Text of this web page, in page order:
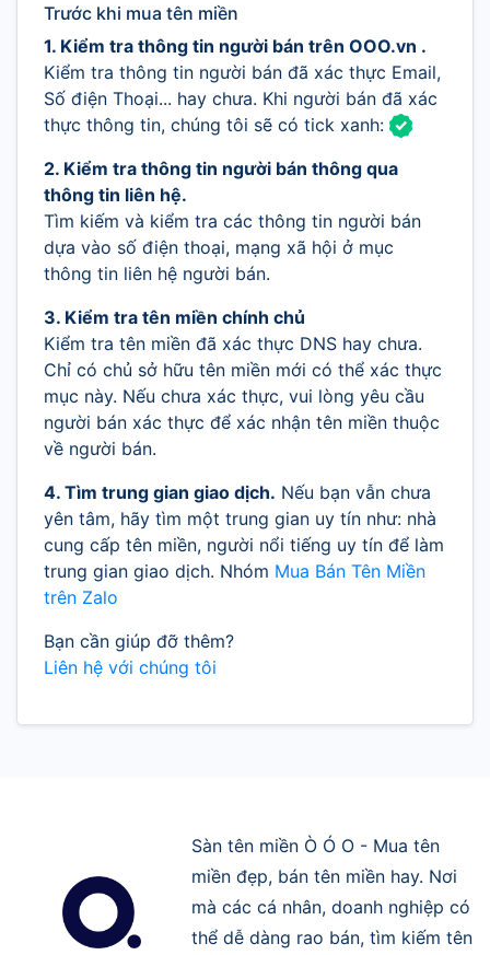
Trước khi mua tên miền
1. Kiểm tra thông tin người bán trên OOO.vn .
Kiểm tra thông tin người bán đã xác thực Email,
Số điện Thoại... hay chưa. Khi người bán đã xác
thực thông tin, chúng tôi sẽ có tick xanh:
2. Kiểm tra thông tin người bán thông qua
thông tin liên hệ.
Tìm kiếm và kiểm tra các thông tin người bán
dựa vào số điện thoại, mạng xã hội ở mục
thông tin liên hệ người bán.
3. Kiểm tra tên miền chính chủ
Kiểm tra tên miền đã xác thực DNS hay chưa.
Chỉ có chủ sở hữu tên miền mới có thể xác thực
mục này. Nếu chưa xác thực, vui lòng yêu cầu
người bán xác thực để xác nhận tên miền thuộc
về người bán.
4. Tìm trung gian giao dịch. Nếu bạn vẫn chưa
yên tâm, hãy tìm một trung gian uy tín như: nhà
cung cấp tên miền, người nổi tiếng uy tín để làm
trung gian giao dịch. Nhóm Mua Bán Tên Miền
trên Zalo
Bạn cần giúp đỡ thêm?
Liên hệ với chúng tôi
Sàn tên miền Ò Ó O - Mua tên
miền đẹp, bán tên miền hay. Nơi
mà các cá nhân, doanh nghiệp có
thể dễ dàng rao bán, tìm kiếm tên